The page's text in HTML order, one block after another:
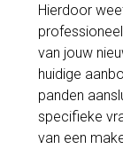
Hierdoor
van jouw
huidige
panden
specifieke
van een